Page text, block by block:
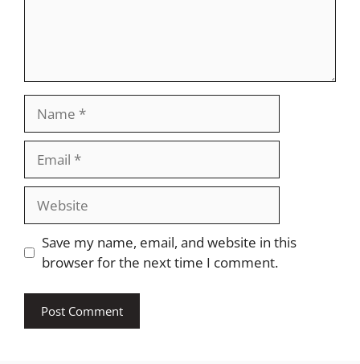
Website
Save my name, email, and website in this
browser for the next time I comment.